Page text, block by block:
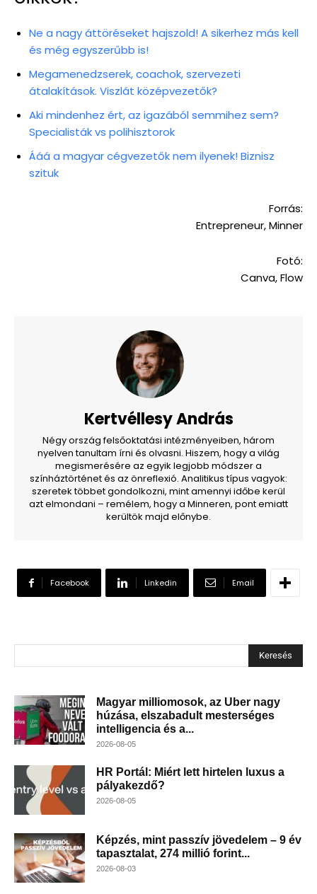
Ne a nagy áttöréseket hajszold! A sikerhez más kell
és még egyszerűbb is!
Megamenedzserek, coachok, szervezeti
átalakítások. Viszlát középvezetők?
Aki mindenhez ért, az igazából semmihez sem?
Specialisták vs polihisztorok
Ááá a magyar cégvezetők nem ilyenek! Biznisz
szituk
Forrás:
Entrepreneur, Minner
Fotó:
Canva, Flow
Kertvéllesy András
Négy ország felsőoktatási intézményeiben, három
nyelven tanultam írni és olvasni. Hiszem, hogy a világ
megismerésére az egyik legjobb módszer a
színháztörténet és az önreflexió. Analitikus típus vagyok:
szeretek többet gondolkozni, mint amennyi időbe kerül
azt elmondani – remélem, hogy a Minneren, pont emiatt
kerültök majd előnybe.
Facebook Linkedin Email
Keresés
Magyar milliomosok, az Uber nagy
húzása, elszabadult mesterséges
intelligencia és a...
2026-08-05
HR Portál: Miért lett hirtelen luxus a
pályakezdő?
2026-08-05
Képzés, mint passzív jövedelem – 9 év
tapasztalat, 274 millió forint...
2026-08-03